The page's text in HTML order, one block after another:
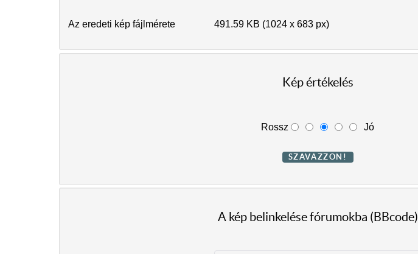
Az eredeti kép fájlmérete 491.59 KB (1024 x 683 px)
Kép értékelés
Rossz Jó
A kép belinkelése fórumokba (BBcode)